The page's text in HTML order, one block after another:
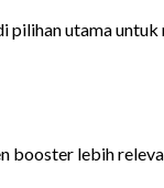
pilihan utama
booster lebih